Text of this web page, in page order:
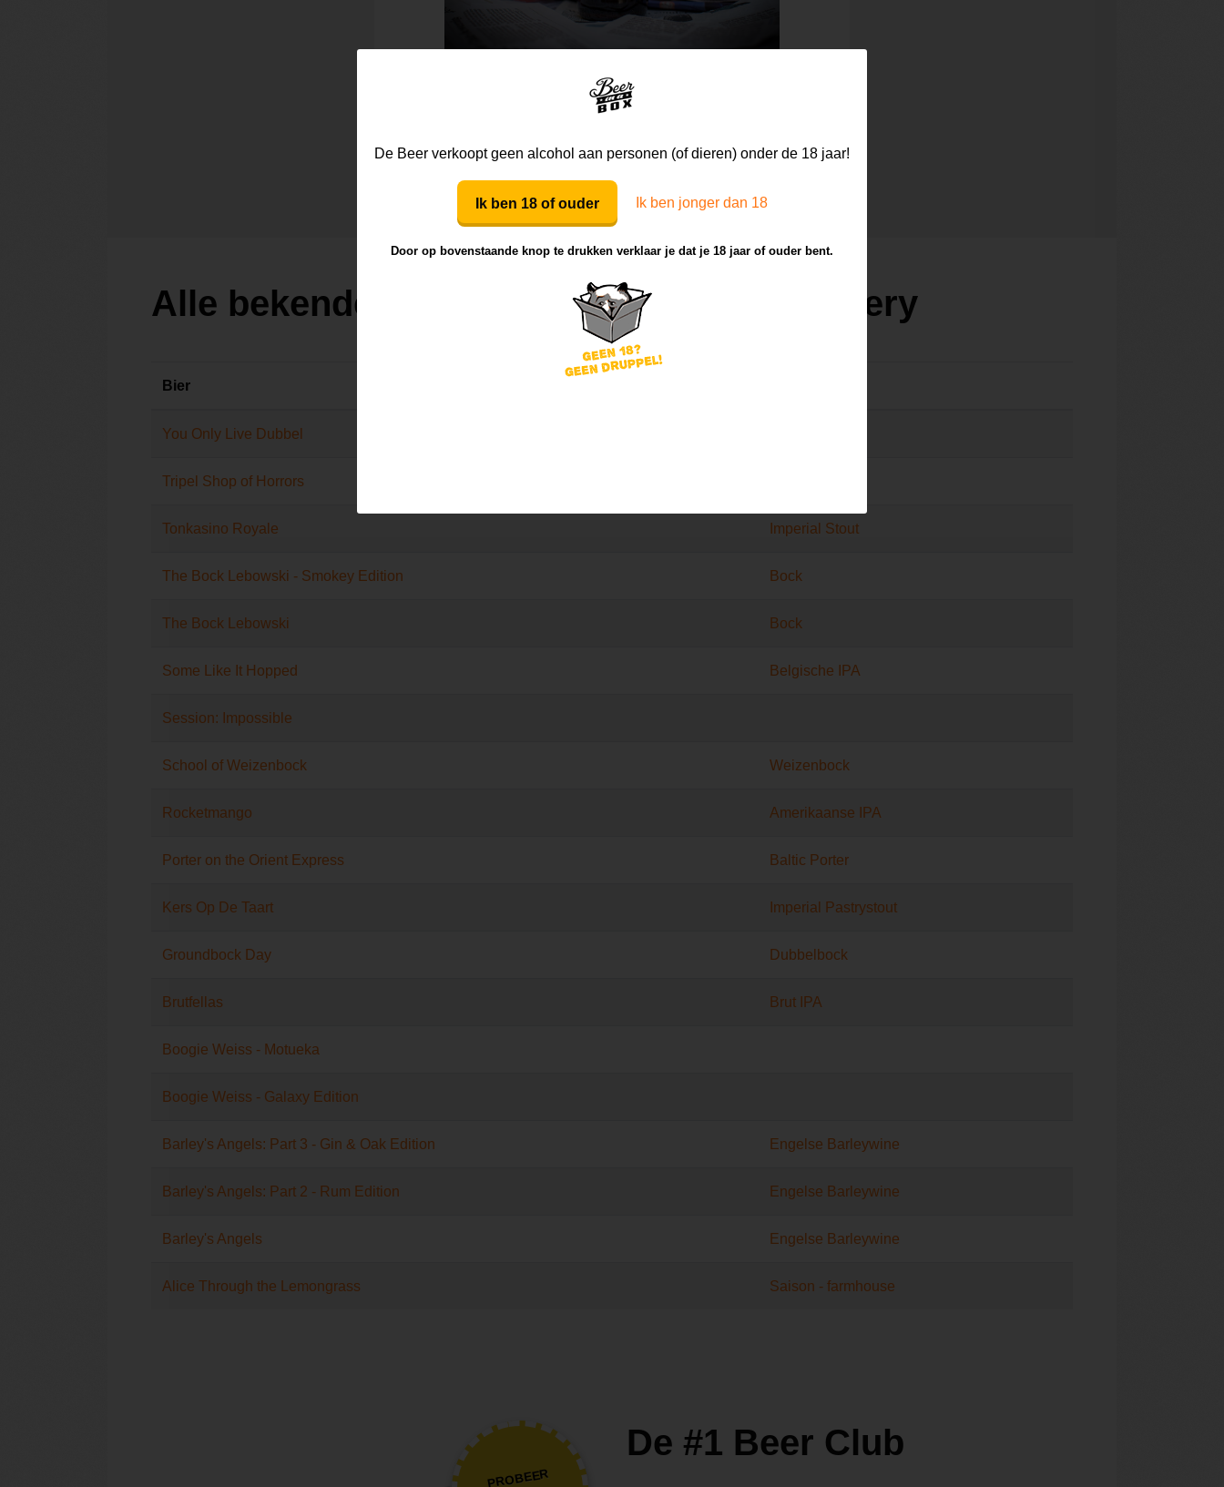
Tonkasino Royale
Imperial Stout 9%
Alle bekende bieren van Milky Road Brewery
Bier
You Only Live Dubbel
Tripel Shop of Horrors
Tonkasino Royale Imperial Stout
The Bock Lebowski - Smokey Edition Bock
The Bock Lebowski Bock
Some Like It Hopped Belgische IPA
Session: Impossible
School of Weizenbock Weizenbock
Rocketmango Amerikaanse IPA
Porter on the Orient Express Baltic Porter
Kers Op De Taart Imperial Pastrystout
Groundbock Day Dubbelbock
Brutfellas Brut IPA
Boogie Weiss - Motueka
Boogie Weiss - Galaxy Edition
Barley's Angels: Part 3 - Gin & Oak Edition Engelse Barleywine
Barley's Angels: Part 2 - Rum Edition Engelse Barleywine
Barley's Angels Engelse Barleywine
Alice Through the Lemongrass Saison - farmhouse
PROBEER
De #1 Beer Club
De Beer verkoopt geen alcohol aan personen (of dieren) onder de 18 jaar!
Ik ben 18 of ouder Ik ben jonger dan 18
Door op bovenstaande knop te drukken verklaar je dat je 18 jaar of ouder bent.